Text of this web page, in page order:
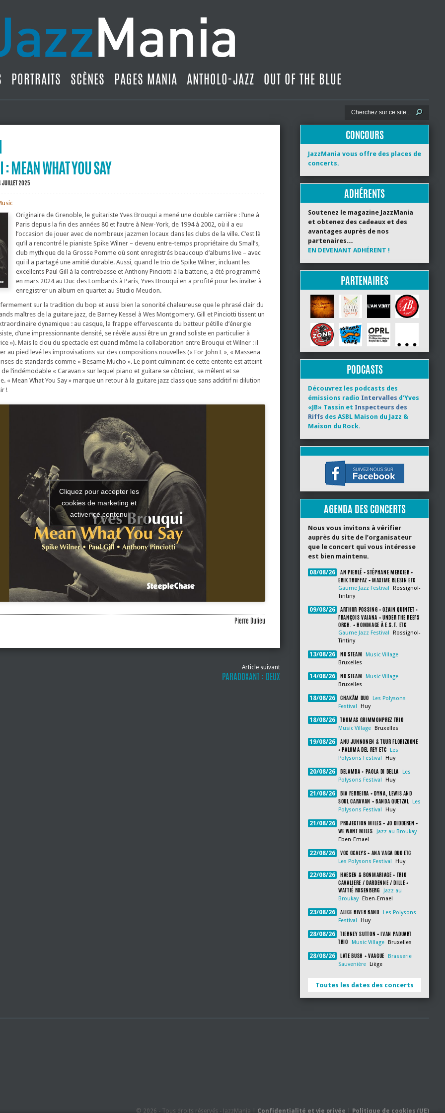
PORTRAITS SCÈNES PAGES MANIA ANTHOLO-JAZZ OUT OF THE BLUE
: MEAN WHAT YOU SAY
JUILLET 2025
Originaire de Grenoble, le guitariste Yves Brouqui a mené une double carrière : l’une à
Paris depuis la fin des années 80 et l’autre à New-York, de 1994 à 2002, où il a eu
l’occasion de jouer avec de nombreux jazzmen locaux dans les clubs de la ville. C’est là
qu’il a rencontré le pianiste Spike Wilner – devenu entre-temps propriétaire du Small’s,
club mythique de la Grosse Pomme où sont enregistrés beaucoup d’albums live – avec
qui il a partagé une amitié durable. Aussi, quand le trio de Spike Wilner, incluant les
excellents Paul Gill à la contrebasse et Anthony Pinciotti à la batterie, a été programmé
en mars 2024 au Duc des Lombards à Paris, Yves Brouqui en a profité pour les inviter à
enregistrer un album en quartet au Studio Meudon.
sur la tradition du bop et aussi bien la sonorité chaleureuse que le phrasé clair du
maîtres de la guitare jazz, de Barney Kessel à Wes Montgomery. Gill et Pinciotti tissent un
dynamique : au casque, la frappe effervescente du batteur pétille d’énergie
d’une impressionnante densité, se révèle aussi être un grand soliste en particulier à
»). Mais le clou du spectacle est quand même la collaboration entre Brouqui et Wilner : il
au pied levé les improvisations sur des compositions nouvelles (« For John L », « Massena
de standards comme « Besame Mucho ». Le point culminant de cette entente est atteint
l’indémodable « Caravan » sur lequel piano et guitare se côtoient, se mêlent et se
« Mean What You Say » marque un retour à la guitare jazz classique sans additif ni dilution
!
Cliquez pour accepter les
cookies de marketing et
activer ce contenu
Pierre Dulieu
Article suivant
PARADOXANT : DEUX
CONCOURS
JazzMania vous offre des places de
concerts.
ADHÉRENTS
Soutenez le magazine JazzMania
et obtenez des cadeaux et des
avantages auprès de nos
partenaires…
EN DEVENANT ADHÉRENT !
PARTENAIRES
PODCASTS
Découvrez les podcasts des
émissions radio Intervalles d’Yves
«JB» Tassin et Inspecteurs des
Riffs des ASBL Maison du Jazz &
Maison du Rock.
AGENDA DES CONCERTS
Nous vous invitons à vérifier
auprès du site de l’organisateur
que le concert qui vous intéresse
est bien maintenu.
08/08/26
AN PIERLÉ + STÉPHANE MERCIER +
ERIK TRUFFAZ + MAXIME BLESIN ETC
Gaume Jazz Festival
Rossignol-
Tintiny
09/08/26
ARTHUR POSSING + OZAIN QUINTET +
FRANÇOIS VAIANA + UNDER THE REEFS
ORCH. + HOMMAGE À E.S.T. ETC
Gaume Jazz Festival
Rossignol-
Tintiny
13/08/26 NO STEAM
Music Village
Bruxelles
14/08/26 NO STEAM
Music Village
Bruxelles
18/08/26 CHAKÂM DUO
Les Polysons
Festival
Huy
18/08/26 THOMAS GRIMMONPREZ TRIO
Music Village Bruxelles
19/08/26
ANU JUNNONEN & TUUR FLORIZOONE
+ PALOMA DEL REY ETC
Les
Polysons Festival
Huy
20/08/26 BELAMBA + PAOLA DI BELLA
Les
Polysons Festival
Huy
21/08/26
BIA FERREIRA + DYNA, LEWIS AND
SOUL CARAVAN + BANDA QUETZAL
Les
Polysons Festival
Huy
21/08/26
PROJECTION MILES + JO DIDDEREN +
WE WANT MILES
Jazz au Broukay
Eben-Emael
22/08/26 VOX OXALYS + ANA VAGA DUO ETC
Les Polysons Festival Huy
22/08/26
HAESEN & BONMARIAGE + TRIO
CAVALIERE / DARDENNE / DILLE +
WATTIÉ ROSENBERG
Jazz au
Broukay
Eben-Emael
23/08/26 ALICE RIVER BAND
Les Polysons
Festival
Huy
28/08/26
TIERNEY SUTTON + IVAN PADUART
TRIO
Music Village Bruxelles
28/08/26 LATE BUSH + VAAGUE
Brasserie
Sauvenière
Liège
Toutes les dates des concerts
© 2026 - Tous droits réservés - JazzMania | Confidentialité et vie privée Politique de cookies (UE)